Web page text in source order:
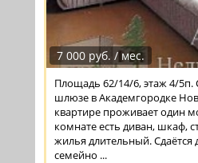
7 000 руб. / мес.
Площадь 62/14/6, этаж 4/5п.
шлюзе в Академгородке
квартире проживает один
комнате есть диван, шкаф,
жилья длительный. Сдаётся
семейно ...